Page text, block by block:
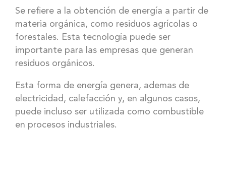
Se refiere a la obtención de energía a partir de
materia orgánica, como residuos agrícolas o
forestales. Esta tecnología puede ser
importante para las empresas que generan
residuos orgánicos.
Esta forma de energía genera, ademas de
electricidad, calefacción y, en algunos casos,
puede incluso ser utilizada como combustible
en procesos industriales.